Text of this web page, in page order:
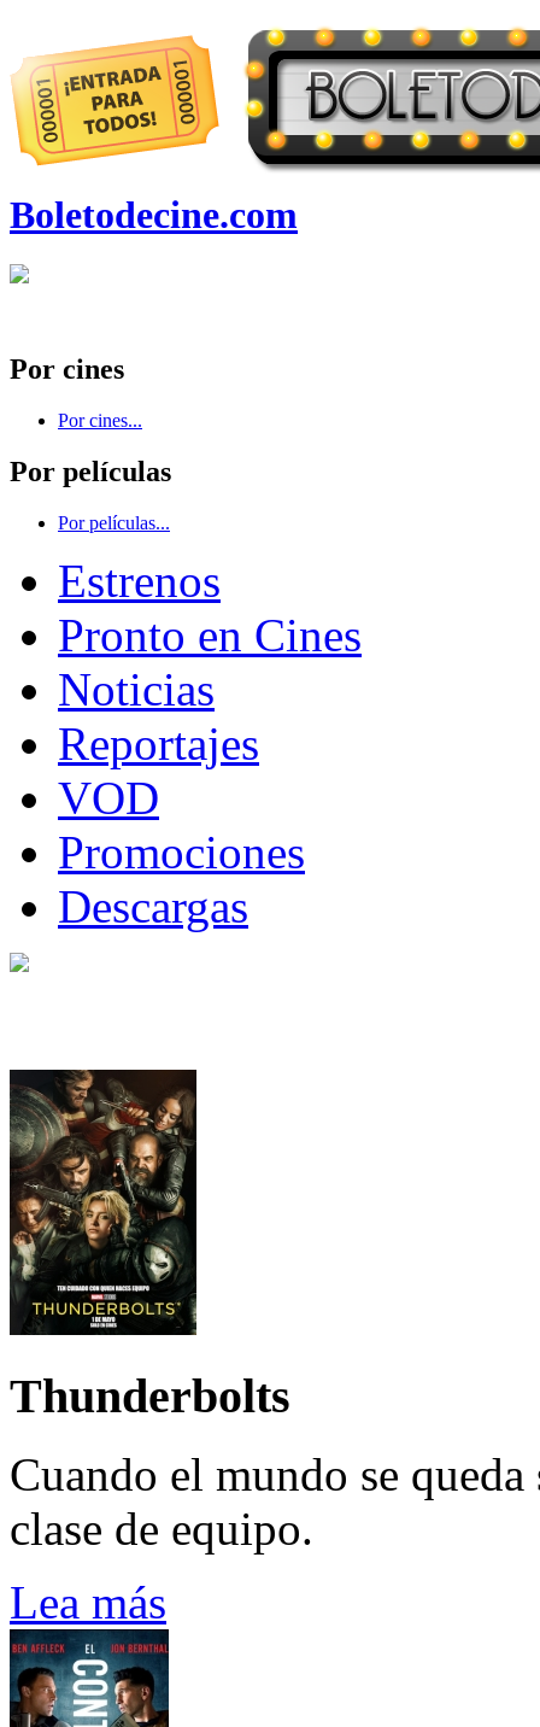
Boletodecine.com
Por cines
Por cines...
Por películas
Por películas...
Estrenos
Pronto en Cines
Noticias
Reportajes
VOD
Promociones
Descargas
Thunderbolts
Cuando el mundo se
clase de equipo.
Lea más